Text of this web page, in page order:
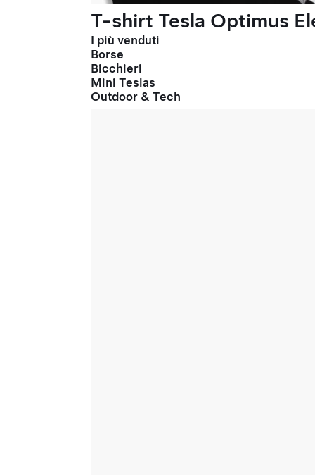
T-shirt Tesla Optimus
I più venduti
Borse
Bicchieri
Mini Teslas
Outdoor & Tech